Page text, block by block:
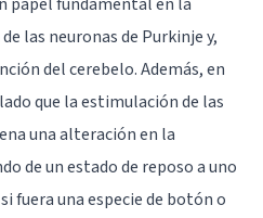
las neuronas de Purkinje y,
del cerebelo. Además, en
que la estimulación de las
una alteración en la
de un estado de reposo a uno
fuera una especie de botón o